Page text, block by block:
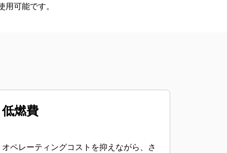
可能です。
低燃費
オペレーティングコストを抑えながら、さ